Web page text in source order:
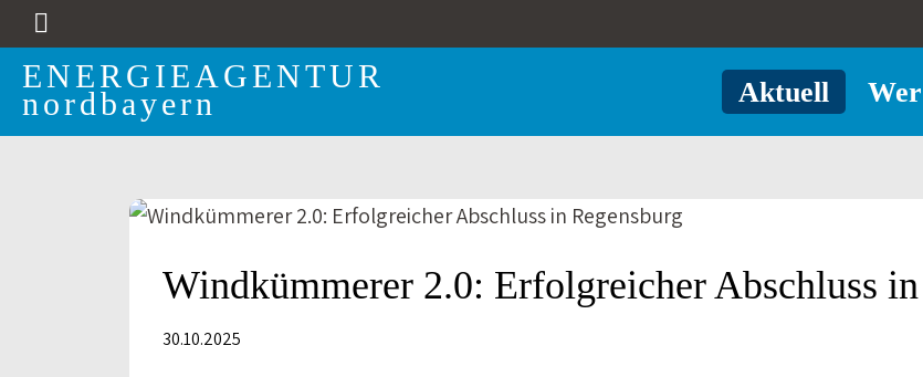
ENERGIEAGENTUR
nordbayern Aktuell
(c)
Franziska
Windkümmerer 2.0: Erfolgreicher Abschluss in
30.10.2025